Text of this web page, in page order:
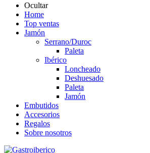
Ocultar
Home
Top ventas
Jamón
Serrano/Duroc
Paleta
Ibérico
Loncheado
Deshuesado
Paleta
Jamón
Embutidos
Accesorios
Regalos
Sobre nosotros